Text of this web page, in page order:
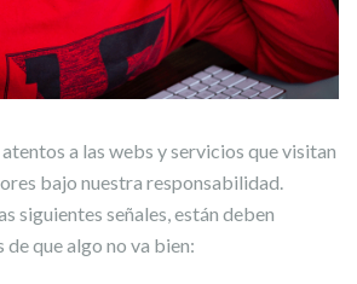
a las webs y servicios que visitan
bajo nuestra responsabilidad.
siguientes señales, están deben
de que algo no va bien: